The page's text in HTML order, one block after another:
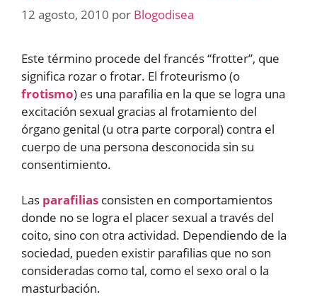
12 agosto, 2010 por Blogodisea
Este término procede del francés “frotter”, que
significa rozar o frotar. El froteurismo (o
frotismo) es una parafilia en la que se logra una
excitación sexual gracias al frotamiento del
órgano genital (u otra parte corporal) contra el
cuerpo de una persona desconocida sin su
consentimiento.
Las parafilias consisten en comportamientos
donde no se logra el placer sexual a través del
coito, sino con otra actividad. Dependiendo de la
sociedad, pueden existir parafilias que no son
consideradas como tal, como el sexo oral o la
masturbación.